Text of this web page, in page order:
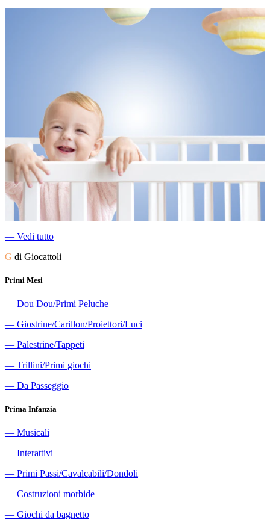
― Vedi tutto
G di Giocattoli
Primi Mesi
― Dou Dou/Primi Peluche
― Giostrine/Carillon/Proiettori/Luci
― Palestrine/Tappeti
― Trillini/Primi giochi
― Da Passeggio
Prima Infanzia
― Musicali
― Interattivi
― Primi Passi/Cavalcabili/Dondoli
― Costruzioni morbide
― Giochi da bagnetto